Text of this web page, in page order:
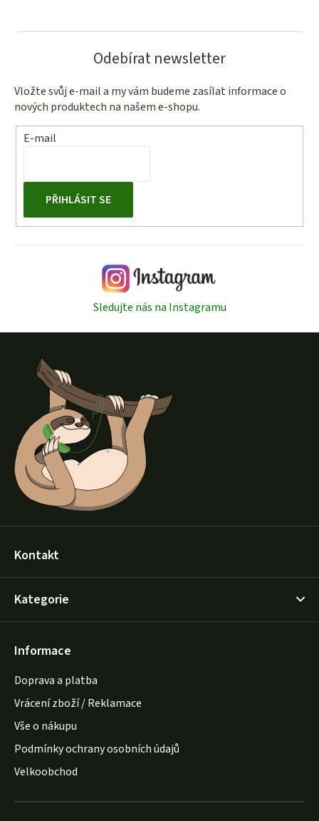
k
v
p
i
Odebírat newsletter
Vložte svůj e-mail a my vám budeme zasílat informace o
nových produktech na našem e-shopu.
E-mail
PŘIHLÁSIT SE
Sledujte nás na Instagramu
Kontakt
Kategorie
Informace
Doprava a platba
Vrácení zboží / Reklamace
Vše o nákupu
Podmínky ochrany osobních údajů
Velkoobchod